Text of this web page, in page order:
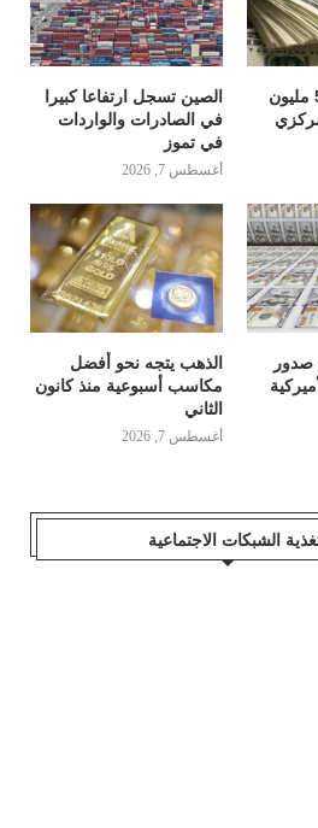
العراق يستلم 500 مليون
الصين تسجل ارتفاعا كبيرا
في الصادرات والواردات
في تموز
أغسطس 7, 2026
صدور
الذهب يتجه نحو أفضل
مكاسب أسبوعية منذ كانون
الثاني
أغسطس 7, 2026
الشبكات الاجتماعية